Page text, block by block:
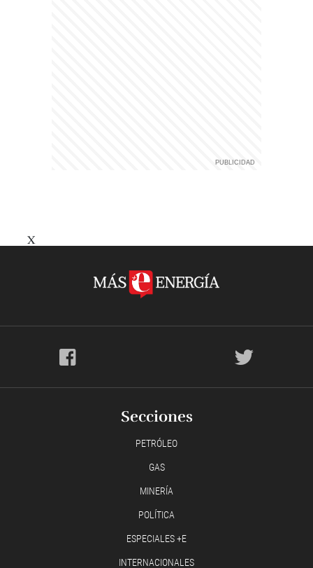
X
Secciones
PETRÓLEO
GAS
MINERÍA
POLÍTICA
ESPECIALES +E
INTERNACIONALES